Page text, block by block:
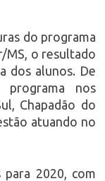
do programa
MS, o resultado
dos alunos. De
nos
Chapadão do
atuando no
2020, com